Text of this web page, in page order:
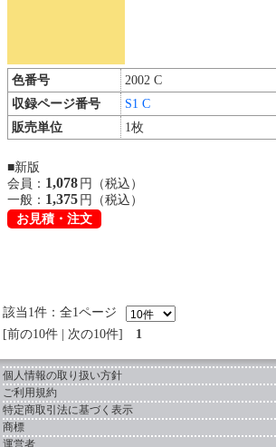
色番号
2002 C
収録ページ番号
S1 C
販売単位
1枚
■新版
会員： 1,078 円（税込）
一般： 1,375 円（税込）
お見積・注文
該当1件：全1ページ
前の10件
次の10件 1
個人情報の取り扱い方針
ご利用規約
特定商取引法に基づく表示
商標